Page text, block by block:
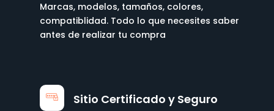
Marcas, modelos, tamaños, colores,
compatiblidad. Todo lo que necesites saber
antes de realizar tu compra
Sitio Certificado y Seguro